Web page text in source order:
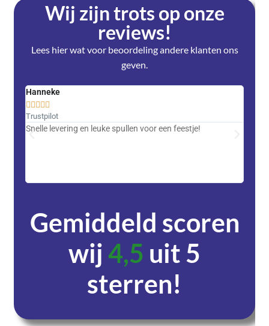
Wij zijn trots op onze
reviews!
Lees hier wat voor beoordeling andere klanten ons
geven.
Hanneke
    
Trustpilot
Snelle levering en leuke spullen voor een feestje!
Gemiddeld scoren
wij4,5 uit 5
sterren!